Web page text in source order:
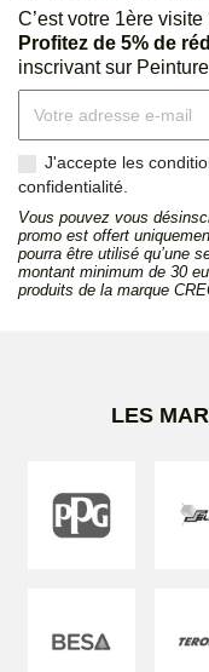
C’est votre 1ère visite
Profitez de 5% de
inscrivant sur
J'accepte les
confidentialité.
Vous pouvez vous
promo est offert
pourra être utilisé qu’une
montant minimum de 30
produits de la marque
LES